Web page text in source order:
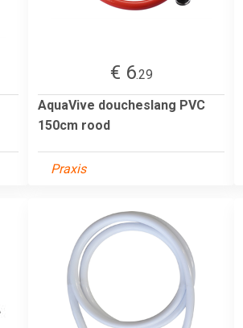
€ 6.29
AquaVive doucheslang PVC
150cm rood
Praxis